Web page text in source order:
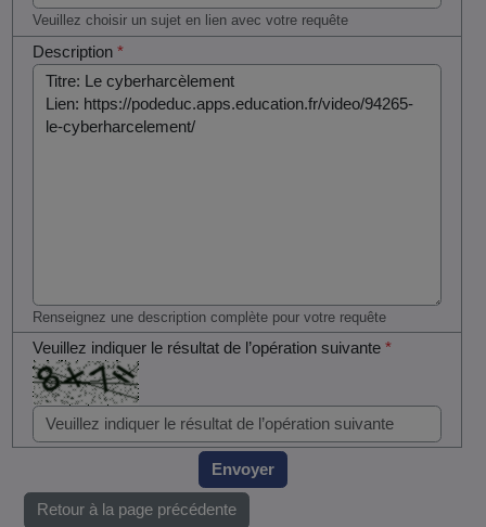
Veuillez choisir un sujet en lien avec votre requête
Description*
Renseignez une description complète pour votre requête
Veuillez indiquer le résultat de l’opération suivante*
Envoyer
Retour à la page précédente